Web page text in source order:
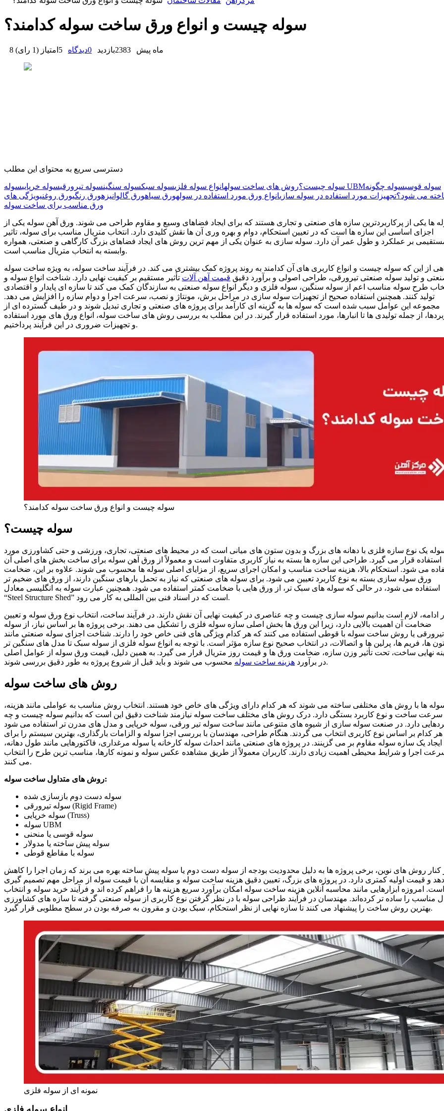
سوله چیست و انواع ورق ساخت سوله کدامند؟
8 ماه پیش 2383بازدید 0دیدگاه 5 امتیاز (1 رای )
دسترسی سریع به محتوای این مطلب
سوله چیست؟روش های ساخت سولهانواع سوله فلزیسوله سبکسوله سنگینسوله تیرورقیسوله خرپایی سوله UBM سوله قوسیسوله چگونه
می شود؟تجهیزات مورد استفاده در سوله سازیانواع ورق مورد استفاده در سولهورق سیاهورق گالوانیزهورق رنگیورق روغنیویژگی های
ورق مناسب برای ساخت سوله
ها یکی از پرکاربردترین سازه های صنعتی و تجاری هستند که برای ایجاد فضاهای وسیع و مقاوم طراحی می شوند. ورق آهن سوله یکی از
اجزای اساسی این سازه ها است که در تعیین استحکام، دوام و بهره وری آن ها نقش کلیدی دارد. انتخاب متریال مناسب برای سوله، تاثیر
بر عملکرد و طول عمر آن دارد. سوله‌ سازی به‌ عنوان یکی از مهم‌ ترین روش‌ های ایجاد فضاهای بزرگ کارگاهی و صنعتی، همواره
وابسته به انتخاب متریال مناسب است.
از این که سوله چیست و انواع کاربری‌ های آن کدامند به روند پروژه کمک بیشتری می کند. در فرآیند ساخت سوله، به‌ ویژه ساخت سوله
و تولید سوله صنعتی تیرورقی، طراحی اصولی و برآورد دقیق قیمت آهن آلات تأثیر مستقیم بر کیفیت نهایی دارد. شناخت انواع سوله و
طرح سوله مناسب اعم از سوله سنگین، سوله فلزی و دیگر انواع سوله صنعتی به سازندگان کمک می‌ کند تا سازه‌ ای پایدار و اقتصادی
تولید کنند. همچنین استفاده صحیح از تجهیزات سوله سازی در مراحل برش، مونتاژ و نصب، سرعت اجرا و دوام سازه را افزایش می‌ دهد.
مجموعه این عوامل سبب شده است که سوله‌ ها به گزینه‌ ای کارآمد برای پروژه‌ های صنعتی و تجاری تبدیل شوند و در طیف گسترده‌ ای از
از جمله تولیدی‌ ها تا انبارها، مورد استفاده قرار گیرند. در این مطلب به بررسی روش های ساخت سوله، انواع ورق های مورد استفاده
و تجهیزات ضروری در این فرآیند پرداختیم.
سوله چیست و انواع ورق ساخت سوله کدامند؟
سوله چیست؟
یک نوع سازه فلزی با دهانه های بزرگ و بدون ستون های میانی است که در محیط های صنعتی، تجاری، ورزشی و حتی کشاورزی مورد
استفاده قرار می گیرد. طراحی این سازه ها بسته به نیاز کاربری متفاوت ا ست و معمولاً از ورق آهن سوله برای ساخت بخش های اصلی آن
می شود. استحکام بالا، هزینه ساخت مناسب و امکان اجرای سریع، از مزایای اصلی سوله ها محسوب می شوند. علاوه بر این، ضخامت
ورق سوله سازی بسته به نوع کاربرد تعیین می شود. برای سوله های صنعتی که نیاز به تحمل بارهای سنگین دارند، از ورق های ضخیم تر
استفاده می شود، در حالی که سوله های سبک تر، از ورق هایی با ضخامت کمتر ا ستفاده می شود. همچنین عبارت سوله به انگلیسی معادل
“Steel Structure Shed” است که در اسناد فنی بین‌ المللی به‌ کار می‌ رود.
ادامه، لازم است بدانیم سوله‌ سازی چیست و چه عناصری در کیفیت نهایی آن نقش دارند. در فرآیند ساخت، انتخاب نوع ورق سوله و تعیین
ضخامت آن اهمیت بالایی دارد، زیرا این ورق‌ ها بخش اصلی سازه سوله فلزی را تشکیل می‌ دهند. برخی پروژه‌ ها بر اساس نیاز، از سوله
تیرورقی یا روش ساخت سوله با قوطی استفاده می‌ کنند که هر کدام ویژگی‌ های فنی خاص خود را دارند. شناخت اجزای سوله صنعتی مانند
ها، فریم‌ ها، پرلین‌ ها و اتصالات، در انتخاب صحیح نوع سازه مؤثر است. با توجه به انواع سوله فلزی از سوله سبک تا مدل‌ های سنگین‌ تر
نهایی ساخت، تحت تأثیر وزن سازه، ضخامت ورق‌ ها و قیمت روز متریال قرار می‌ گیرد. به همین دلیل، قیمت ورق سوله از عوامل اصلی
در برآورد هزینه ساخت سوله محسوب می‌ شوند و باید قبل از شروع پروژه به‌ طور دقیق بررسی شوند.
روش های ساخت سوله
ها با روش های مختلفی ساخته می شوند که هر کدام دارای ویژگی های خاص خود هستند. انتخاب روش مناسب به عواملی مانند هزینه،
سرعت ساخت و نوع کاربرد بستگی دارد. درک روش‌ های مختلف ساخت سوله نیازمند شناخت دقیق این‌ است که بدانیم سوله چیست و چه
دارد. در صنعت سوله‌ سازی از شیوه‌ های متنوعی مانند ساخت سوله تیر ورقی، سوله خرپایی و مدل‌ های مدرن‌ تر استفاده می‌ شود
کدام بر اساس نوع کاربری انتخاب می‌ گردند. هنگام طراحی، مهندسان با بررسی اجزا سوله و الزامات بارگذاری، بهترین سیستم را برای
ایجاد یک سازه سوله مقاوم بر می‌ گزینند. در پروژه‌ های صنعتی مانند احداث سوله کارخانه یا سوله مرغداری، فاکتورهایی مانند طول دهانه،
اجرا و شرایط محیطی اهمیت زیادی دارند. کاربران معمولاً از طریق مشاهده عکس سوله و نمونه‌ کارها، مناسب‌ ترین طرح را انتخاب
می‌ کنند.
روش‌ های متداول ساخت سوله:
سوله دست‌ دوم بازسازی‌ شده
سوله تیرورقی (Rigid Frame)
سوله خرپایی (Truss)
سوله UBM
سوله قوسی یا منحنی
سوله پیش‌ ساخته یا مدولار
سوله با مقاطع قوطی
کنار روش‌ های نوین، برخی پروژه‌ ها به‌ دلیل محدودیت بودجه از سوله دست دوم یا سوله پیش‌ ساخته بهره می‌ برند که زمان اجرا را کاهش
و قیمت اولیه کمتری دارد. در پروژه‌ های بزرگ، تعیین دقیق هزینه ساخت سوله و مقایسه آن با قیمت سوله از مراحل مهم تصمیم‌ گیری
است. امروزه ابزارهایی مانند محاسبه آنلاین هزینه ساخت سوله امکان برآورد سریع هزینه‌ ها را فراهم کرده‌ اند و فرآیند خرید سوله و انتخاب
مناسب را ساده‌ تر کرده‌اند. مهندسان در فرآیند طراحی سوله با در نظر گرفتن نوع کاربری از سوله صنعتی گرفته تا سازه‌ های کشاورزی
بهترین روش ساخت را پیشنهاد می‌ کنند تا سازه نهایی از نظر استحکام، سبک بودن و مقرون‌ به‌ صرفه بودن در سطح مطلوبی قرار گیرد.
نمونه ای از سوله فلزی